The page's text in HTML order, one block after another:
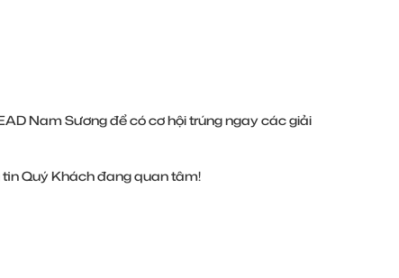
Nam Sương để có cơ hội trúng ngay các giải
Quý Khách đang quan tâm!